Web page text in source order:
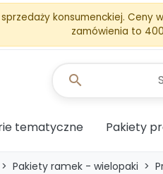
konsumenckiej. Ceny
zamówienia to
tematyczne Pakiety
search
Pakiety ramek - wielopaki